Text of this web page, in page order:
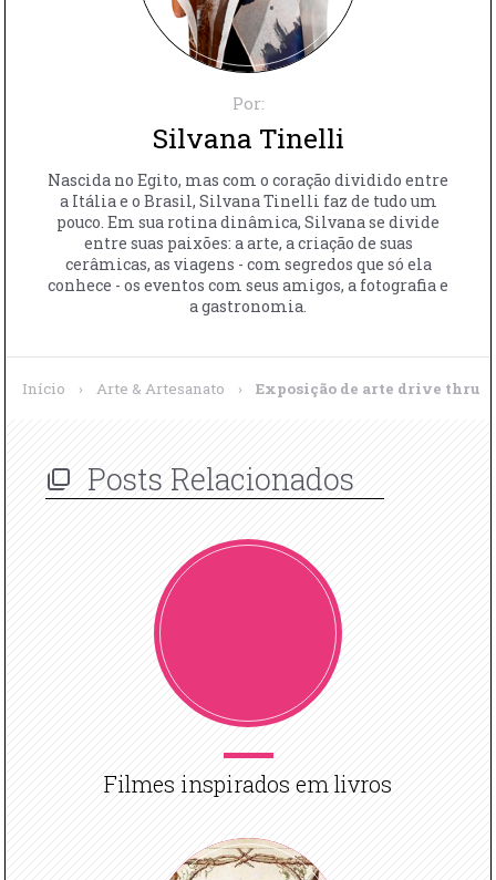
Por:
Silvana Tinelli
Nascida no Egito, mas com o coração dividido entre
a Itália e o Brasil, Silvana Tinelli faz de tudo um
pouco. Em sua rotina dinâmica, Silvana se divide
entre suas paixões: a arte, a criação de suas
cerâmicas, as viagens - com segredos que só ela
conhece - os eventos com seus amigos, a fotografia e
a gastronomia.
Início › Arte & Artesanato › Exposição de arte drive thru
Posts Relacionados
Filmes inspirados em livros